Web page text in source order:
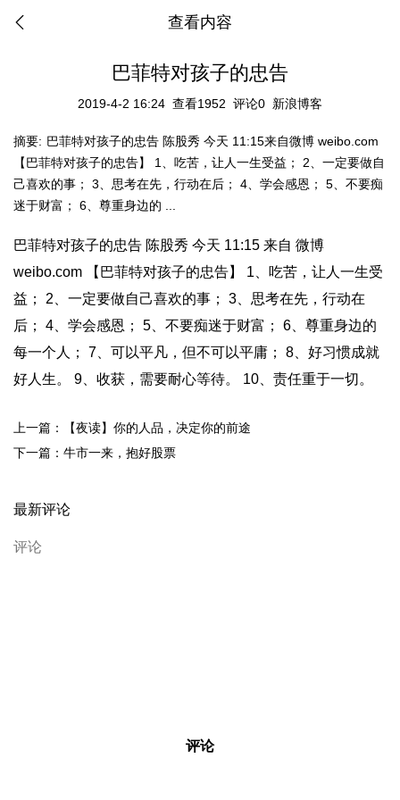
查看内容
巴菲特对孩子的忠告
2019-4-2 16:24 查看1952 评论0 新浪博客
摘要: 巴菲特对孩子的忠告 陈股秀 今天 11:15来自微博 weibo.com
【巴菲特对孩子的忠告】 1、吃苦，让人一生受益； 2、一定要做自
己喜欢的事； 3、思考在先，行动在后； 4、学会感恩； 5、不要痴
迷于财富； 6、尊重身边的 ...
巴菲特对孩子的忠告 陈股秀 今天 11:15 来自 微博
weibo.com 【巴菲特对孩子的忠告】 1、吃苦，让人一生受
益； 2、一定要做自己喜欢的事； 3、思考在先，行动在
后； 4、学会感恩； 5、不要痴迷于财富； 6、尊重身边的
每一个人； 7、可以平凡，但不可以平庸； 8、好习惯成就
好人生。 9、收获，需要耐心等待。 10、责任重于一切。
上一篇：【夜读】你的人品，决定你的前途
下一篇：牛市一来，抱好股票
最新评论
评论